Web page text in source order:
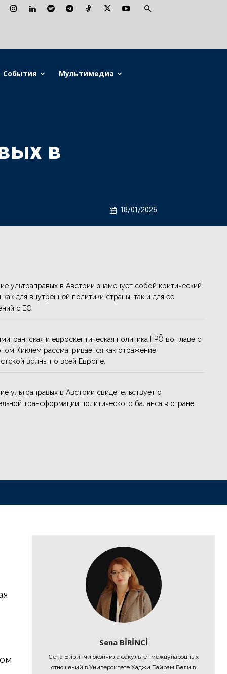
События Мультимедиа
в
18/01/2025
ультраправых в Австрии знаменует собой критический
для внутренней политики страны, так и для ее
с ЕС.
и евроскептическая политика FPÖ во главе с
Киклем рассматривается как отражение
волны по всей Европе.
ультраправых в Австрии свидетельствует о
трансформации политического баланса в стране.
Sena BİRİNCİ
Сена Биринчи окончила факультет международных
отношений в Университете Хаджи Байрам Вели в